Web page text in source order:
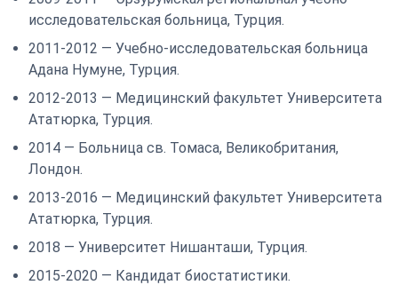
исследовательская больница, Турция.
2011-2012 — Учебно-исследовательская больница
Адана Нумуне, Турция.
2012-2013 — Медицинский факультет Университета
Ататюрка, Турция.
2014 — Больница св. Томаса, Великобритания,
Лондон.
2013-2016 — Медицинский факультет Университета
Ататюрка, Турция.
2018 — Университет Нишанташи, Турция.
2015-2020 — Кандидат биостатистики.